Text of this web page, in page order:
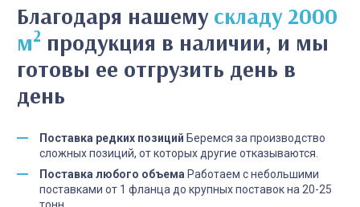
Благодаря нашему складу 2000
м2 продукция в наличии, и мы
готовы ее отгрузить день в
день
Поставка редких позиций Беремся за производство
сложных позиций, от которых другие отказываются.
Поставка любого объема Работаем с небольшими
поставками от 1 фланца до крупных поставок на 20-25
тонн.